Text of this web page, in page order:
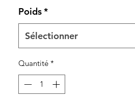
Poids*
Sélectionner
Quantité *